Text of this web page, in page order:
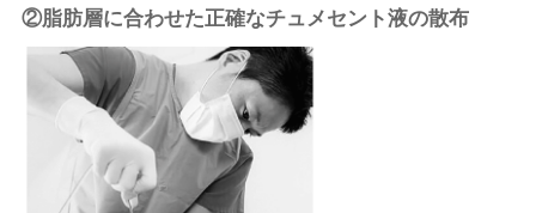
②脂肪層に合わせた正確なチュメセント液の散布